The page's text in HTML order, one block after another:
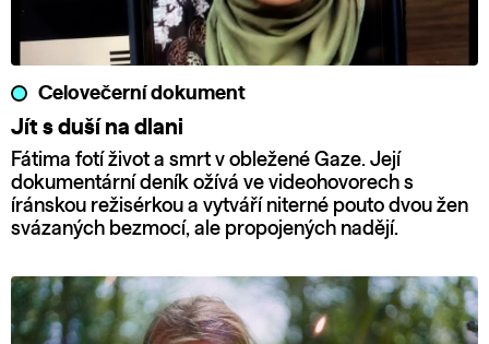
Celovečerní dokument
Jít s duší na dlani
Fátima fotí život a smrt v obležené Gaze. Její
dokumentární deník ožívá ve videohovorech s
íránskou režisérkou a vytváří niterné pouto dvou žen
svázaných bezmocí, ale propojených nadějí.